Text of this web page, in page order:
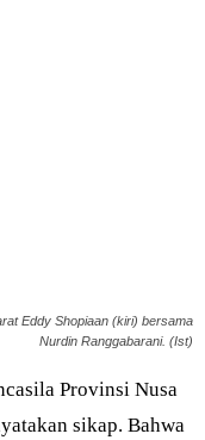
Eddy Shopiaan (kiri) bersama
Nurdin Ranggabarani. (Ist)
Provinsi Nusa
sikap. Bahwa